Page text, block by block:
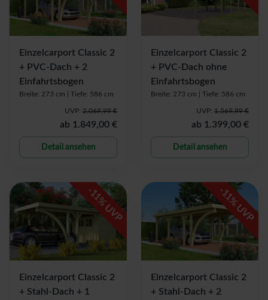
Einzelcarport Classic 2
+ PVC-Dach + 2
Einfahrtsbogen
Breite: 273 cm | Tiefe: 586 cm
UVP: 2.069,99 €
ab 1.849,00 €
Detail ansehen
Einzelcarport Classic 2
+ PVC-Dach ohne
Einfahrtsbogen
Breite: 273 cm | Tiefe: 586 cm
UVP: 1.569,99 €
ab 1.399,00 €
Detail ansehen
-
11
% UVP
Einzelcarport Classic 2
+ Stahl-Dach + 1
-
11
% UVP
Einzelcarport Classic 2
+ Stahl-Dach + 2